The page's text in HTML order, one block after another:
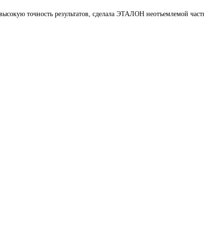
точность результатов, сделала ЭТАЛОН неотъемлемой